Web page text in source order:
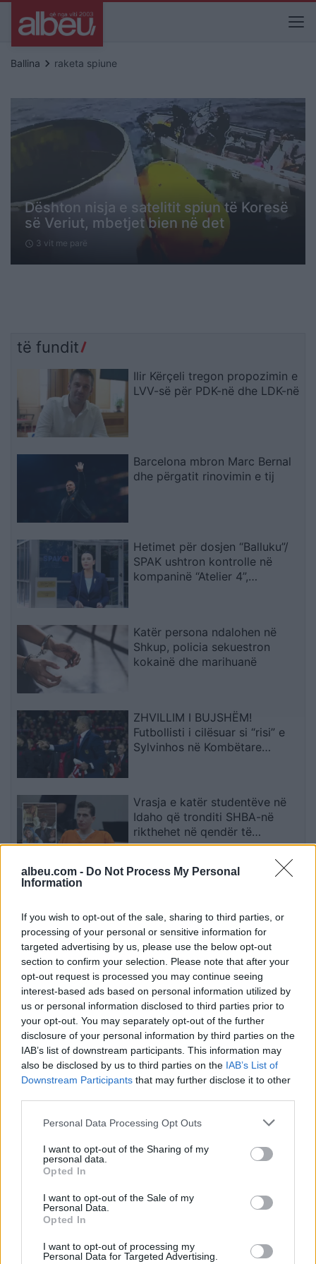
albeu.com - Do Not Process My Personal
Information
If you wish to opt-out of the sale, sharing to third parties, or
processing of your personal or sensitive information for
targeted advertising by us, please use the below opt-out
section to confirm your selection. Please note that after your
opt-out request is processed you may continue seeing
interest-based ads based on personal information utilized by
us or personal information disclosed to third parties prior to
your opt-out. You may separately opt-out of the further
disclosure of your personal information by third parties on the
IAB’s list of downstream participants. This information may
also be disclosed by us to third parties on the IAB’s List of
Downstream Participants that may further disclose it to other
Personal Data Processing Opt Outs
I want to opt-out of the Sharing of my
personal data.
Opted In
I want to opt-out of the Sale of my
Personal Data.
Opted In
I want to opt-out of processing my
Personal Data for Targeted Advertising.
Ballina keyboard_arrow_right raketa spiune
Dështon nisja e satelitit spiun të Koresë
së Veriut, mbetjet bien në det
schedule 3 vit me parë
të fundit
Ilir Kërçeli tregon propozimin e
LVV-së për PDK-në dhe LDK-në
Barcelona mbron Marc Bernal
dhe përgatit rinovimin e tij
Hetimet për dosjen “Balluku”/
SPAK ushtron kontrolle në
kompaninë “Atelier 4”,
Katër persona ndalohen në
Shkup, policia sekuestron
kokainë dhe marihuanë
ZHVILLIM I BUJSHËM!
Futbollisti i cilësuar si “risi” e
Sylvinhos në Kombëtare
Vrasja e katër studentëve në
Idaho që tronditi SHBA-në
rikthehet në qendër të
vëmendjes
jashtëzakonshme në Komunën
e Bërvenicës
Esim for Global
Esim for USA|Esim for Italy| Esim for Spain|Esim